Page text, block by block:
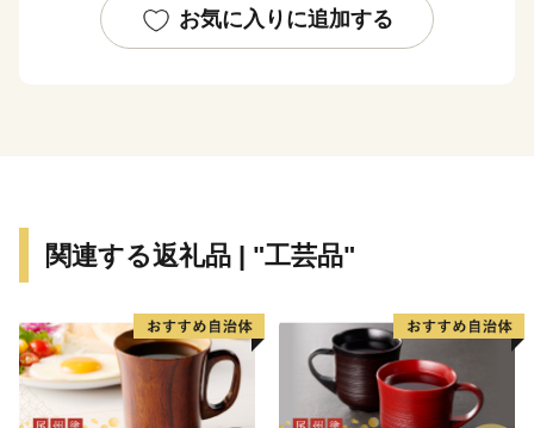
祭」や、ユネスコ無形文化遺産に登録されたダンジリ行
事で有名な「上野天神祭」が行われるなど、歴史と文化
誇るブランド品がいっぱいあります！
お気に入りに追加する
関連する返礼品 | "工芸品"